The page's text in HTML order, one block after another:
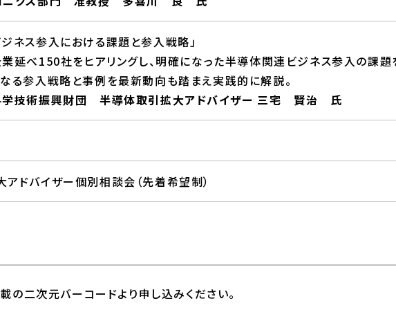
ネス参入における課題と参入戦略」
延べ150社をヒアリングし、明確になった半導体関連ビジネス参入の課題
る参入戦略と事例を最新動向も踏まえ実践的に解説。
学技術振興財団 半導体取引拡大アドバイザー 三宅 賢治 氏
ドバイザー個別相談会（先着希望制）
二次元バーコードより申し込みください。